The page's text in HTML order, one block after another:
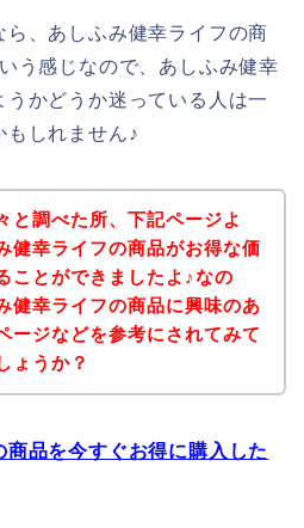
、あしふみ健幸ライフの商
う感じなので、あしふみ健幸
かどうか迷っている人は一
もしれません♪
と調べた所、下記ページよ
健幸ライフの商品がお得な価
ことができましたよ♪なの
健幸ライフの商品に興味のあ
ージなどを参考にされてみて
ょうか？
品を今すぐお得に購入した